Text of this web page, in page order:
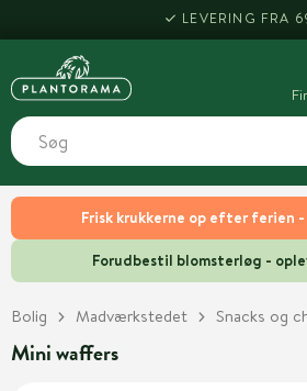
Frisk krukkerne op efter ferien
Forudbestil blomsterløg -
LEVERING FRA
Bolig Madværkstedet Snacks og
Mini waffers